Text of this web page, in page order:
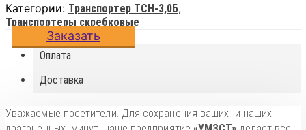
Категории: Транспортер ТСН-3,0Б,
Транспортеры скребковые
Заказать
Оплата
Доставка
Уважаемые посетители. Для сохранения ваших и наших